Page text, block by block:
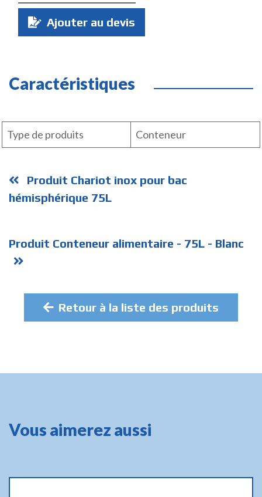
Quantité
Ajouter au devis
Caractéristiques
Type de produits Conteneur
Produit Chariot inox pour bac
hémisphérique 75L
Produit Conteneur alimentaire - 75L - Blanc
Retour à la liste des produits
Vous aimerez aussi